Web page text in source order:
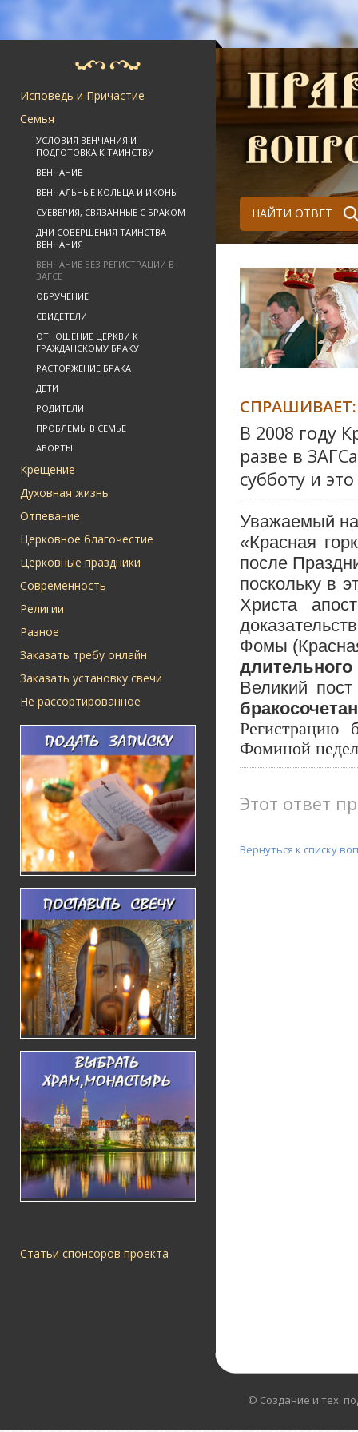
Исповедь и Причастие
Семья
УСЛОВИЯ ВЕНЧАНИЯ И
ПОДГОТОВКА К ТАИНСТВУ
ВЕНЧАНИЕ
ВЕНЧАЛЬНЫЕ КОЛЬЦА И ИКОНЫ
СУЕВЕРИЯ, СВЯЗАННЫЕ С БРАКОМ
ДНИ СОВЕРШЕНИЯ ТАИНСТВА
ВЕНЧАНИЯ
ВЕНЧАНИЕ БЕЗ РЕГИСТРАЦИИ В
ЗАГСЕ
ОБРУЧЕНИЕ
СВИДЕТЕЛИ
ОТНОШЕНИЕ ЦЕРКВИ К
ГРАЖДАНСКОМУ БРАКУ
РАСТОРЖЕНИЕ БРАКА
ДЕТИ
РОДИТЕЛИ
ПРОБЛЕМЫ В СЕМЬЕ
АБОРТЫ
Крещение
Духовная жизнь
Отпевание
Церковное благочестие
Церковные праздники
Современность
Религии
Разное
Заказать требу онлайн
Заказать установку свечи
Не рассортированное
Статьи спонсоров проекта
НАЙТИ ОТВЕТ
СПРАШИВАЕТ:
В 2008 году
разве в
субботу и
Уважаемый
«Красная
после
поскольку в
Христа
Фомы
Великий
Регистрацию
Фоминой
Этот ответ
Вернуться к списку
© Создание и тех.